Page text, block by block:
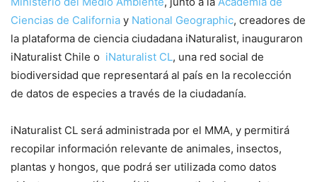
Ciencias de California y National Geographic, creadores de
la plataforma de ciencia ciudadana iNaturalist, inauguraron
iNaturalist Chile o iNaturalist CL, una red social de
biodiversidad que representará al país en la recolección
de datos de especies a través de la ciudadanía.
iNaturalist CL será administrada por el MMA, y permitirá
recopilar información relevante de animales, insectos,
plantas y hongos, que podrá ser utilizada como datos